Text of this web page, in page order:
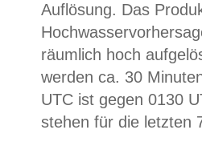
Auflösung. Das
räumlich hoch
werden ca. 30
UTC ist gegen 0130
stehen für die letzten